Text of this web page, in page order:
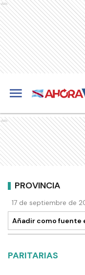
Ads
Ads
PROVINCIA
17 de septiembre de
Añadir como fuente
PARITARIAS